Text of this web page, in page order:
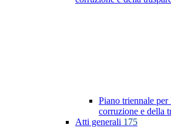
Piano triennale
corruzione e della
Atti generali 175